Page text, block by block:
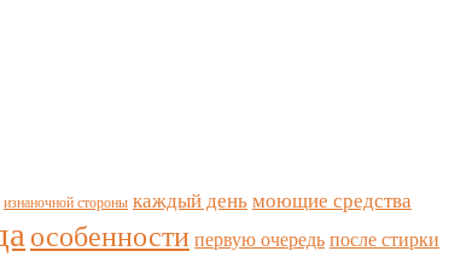
изнаночной стороны каждый день моющие средства
особенности первую очередь после стирки